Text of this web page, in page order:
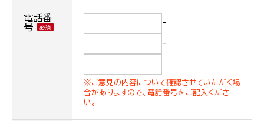
電話番
号
-
-
※ご意見の内容について確認させていただく場
合がありますので、電話番号をご記入くださ
い。